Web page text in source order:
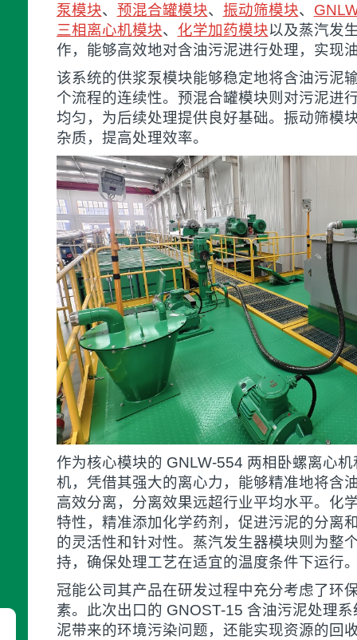
泵模块、 预混合罐模块、 振动筛模块、
三相离心机模块、 化学加药模块以及蒸汽发
作，能够高效地对含油污泥进行处理，实现
该系统的供浆泵模块能够稳定地将含油污泥
个流程的连续性。预混合罐模块则对污泥进
均匀，为后续处理提供良好基础。振动筛模
杂质，提高处理效率。
作为核心模块的 GNLW-554 两相卧螺离心
机，凭借其强大的离心力，能够精准地将含
高效分离，分离效果远超行业平均水平。化
特性，精准添加化学药剂，促进污泥的分离
的灵活性和针对性。蒸汽发生器模块则为整
持，确保处理工艺在适宜的温度条件下运行
冠能公司其产品在研发过程中充分考虑了环
素。此次出口的 GNOST-15 含油污泥处理
泥带来的环境污染问题，还能实现资源的回